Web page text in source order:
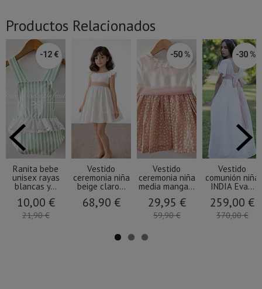
Productos Relacionados
-12 €
Ranita bebe
unisex rayas
blancas y...
10,00 €
21,90 €
Vestido
ceremonia niña
beige claro...
68,90 €
-50 %
Vestido
ceremonia niña
media manga...
29,95 €
59,90 €
-30 %
Vestido
comunión niña
INDIA Eva...
259,00 €
370,00 €